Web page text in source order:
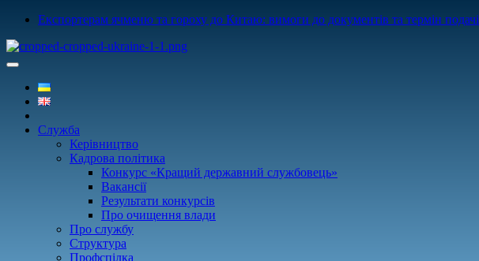
Експортерам ячменю та гороху до Китаю: вимоги до документів та термін подачі
Служба
Керівництво
Кадрова політика
Конкурс «Кращий державний службовець»
Вакансії
Результати конкурсів
Про очищення влади
Про службу
Структура
Профспілка